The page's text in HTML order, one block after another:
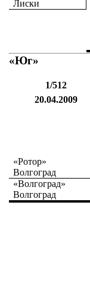
Лиски
«Юг»
1/512
20.04.2009
«Ротор»
Волгоград
«Волгоград»
Волгоград